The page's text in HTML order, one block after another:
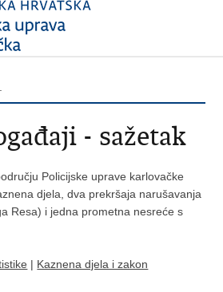
- sažetak
Policijske uprave karlovačke
djela, dva prekršaja narušavanja
Resa) i jedna prometna nesreće s
| Kaznena djela i zakon